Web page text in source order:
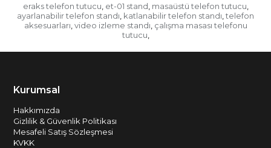
eraks telefon tutucu et-01 stand masaüstü telefon tutucu
ayarlanabilir telefon standı katlanabilir telefon standı telefon
aksesuarları video izleme standı çalışma masası telefonu
tutucu
Kurumsal
Hakkımızda
Gizlilik & Güvenlik Politikası
Mesafeli Satış Sözleşmesi
KVKK